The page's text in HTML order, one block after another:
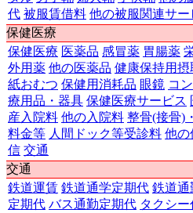
代 被服賃借料 他の被服関連サー
保健医療
保健医療 医薬品 感冒薬 胃腸薬
外用薬 他の医薬品 健康保持用摂
紙おむつ 保健用消耗品 眼鏡 コ
療用品・器具 保健医療サービス
産入院料 他の入院料 整骨(接骨)
料金等 人間ドック等受診料 他の
信 交通
交通
鉄道運賃 鉄道通学定期代 鉄道通
定期代 バス通勤定期代 タクシー